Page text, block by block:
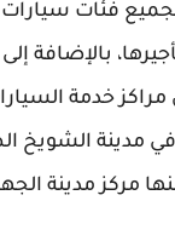
الوكيل المعتمد لجميع
بالإضافة
خدمة
مدينة الشويخ
مركز مدينة